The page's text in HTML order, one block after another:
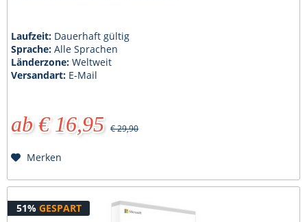
Laufzeit: Dauerhaft gültig
Sprache:Alle Sprachen
Länderzone:Weltweit
Versandart: E-Mail
ab € 16,95 € 29,90
Merken
51% GESPART